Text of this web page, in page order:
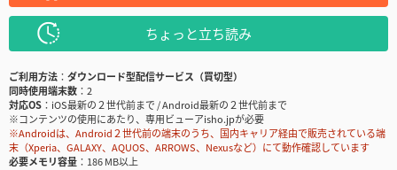
ちょっと立ち読み
ご利用方法
ダウンロード型配信サービス（買切型）
同時使用端末数
2
対応OS
iOS最新の２世代前まで / Android最新の２世代前まで
※コンテンツの使用にあたり、専用ビューアisho.jpが必要
※Androidは、Android２世代前の端末のうち、国内キャリア経由で販売されている端
末（Xperia、GALAXY、AQUOS、ARROWS、Nexusなど）にて動作確認しています
必要メモリ容量
186 MB以上